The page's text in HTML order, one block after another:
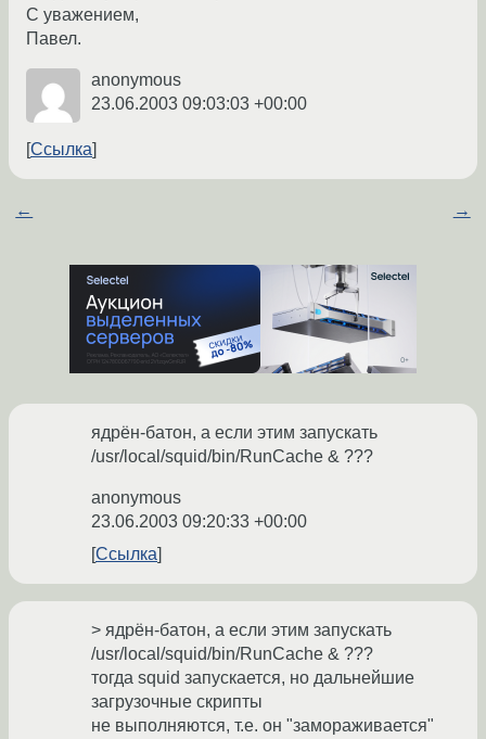
С уважением,
Павел.
anonymous
23.06.2003 09:03:03 +00:00
Ссылка
← →
ядрён-батон, а если этим запускать
/usr/local/squid/bin/RunCache & ???
anonymous
23.06.2003 09:20:33 +00:00
Ссылка
> ядрён-батон, а если этим запускать
/usr/local/squid/bin/RunCache & ???
тогда squid запускается, но дальнейшие
загрузочные скрипты
не выполняются, т.е. он "замораживается"